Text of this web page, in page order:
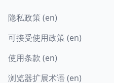
隐私政策 (en)
可接受使用政策 (en)
使用条款 (en)
浏览器扩展术语 (en)